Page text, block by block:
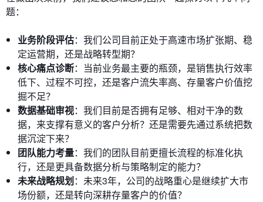
题：
业务阶段评估：我们公司目前正处于高速市场扩张期、稳
定运营期，还是战略转型期？
核心痛点诊断：当前业务最主要的瓶颈，是销售执行效率
低下、过程不可控，还是客户流失率高、存量客户价值挖
掘不足？
数据基础审视：我们目前是否拥有足够、相对干净的数
据，来支撑有意义的客户分析？还是需要先通过系统把数
据沉淀下来？
团队能力考量：我们的团队目前更擅长流程的标准化执
行，还是更具备数据分析与策略制定的能力？
未来战略规划：未来3年，公司的战略重心是继续扩大市
场份额，还是转向深耕存量客户的价值？